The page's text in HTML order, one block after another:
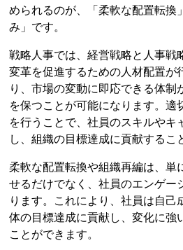
められるのが、「柔軟な配置転換
み」です。
戦略人事では、経営戦略と人事戦
変革を促進するための人材配置が
り、市場の変動に即応できる体制
を保つことが可能になります。適
を行うことで、社員のスキルやキ
し、組織の目標達成に貢献するこ
柔軟な配置転換や組織再編は、単
せるだけでなく、社員のエンゲー
ります。これにより、社員は自己
体の目標達成に貢献し、変化に強
ことができます。